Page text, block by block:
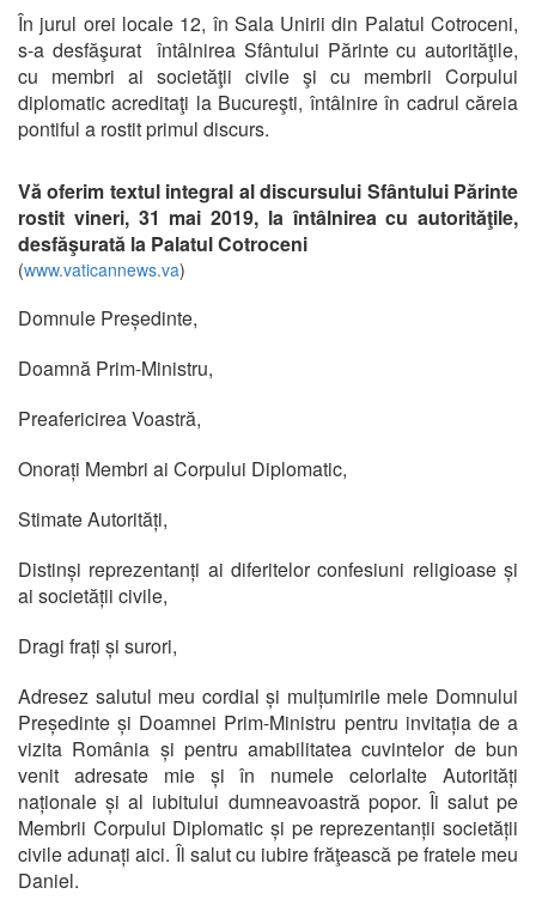
În jurul orei locale 12, în Sala Unirii din Palatul Cotroceni,
s-a desfăşurat întâlnirea Sfântului Părinte cu autorităţile,
cu membri ai societăţii civile şi cu membrii Corpului
diplomatic acreditaţi la Bucureşti, întâlnire în cadrul căreia
pontiful a rostit primul discurs.
Vă oferim textul integral al discursului Sfântului Părinte
rostit vineri, 31 mai 2019, la întâlnirea cu autorităţile,
desfăşurată la Palatul Cotroceni
(www.vaticannews.va)
Domnule Președinte,
Doamnă Prim-Ministru,
Preafericirea Voastră,
Onorați Membri ai Corpului Diplomatic,
Stimate Autorități,
Distinși reprezentanți ai diferitelor confesiuni religioase și
ai societății civile,
Dragi frați și surori,
Adresez salutul meu cordial și mulțumirile mele Domnului
Președinte și Doamnei Prim-Ministru pentru invitația de a
vizita România și pentru amabilitatea cuvintelor de bun
venit adresate mie și în numele celorlalte Autorități
naționale și al iubitului dumneavoastră popor. Îi salut pe
Membrii Corpului Diplomatic și pe reprezentanții societății
civile adunați aici. Îl salut cu iubire frăţească pe fratele meu
Daniel.